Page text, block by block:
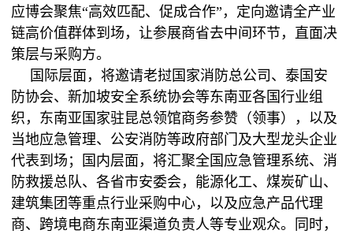
应博会聚焦“高效匹配、促成合作”，定向邀请全产业
链高价值群体到场，让参展商省去中间环节，直面决
策层与采购方。
国际层面，将邀请老挝国家消防总公司、泰国安
防协会、新加坡安全系统协会等东南亚各国行业组
织，东南亚国家驻昆总领馆商务参赞（领事），以及
当地应急管理、公安消防等政府部门及大型龙头企业
代表到场；国内层面，将汇聚全国应急管理系统、消
防救援总队、各省市安委会，能源化工、煤炭矿山、
建筑集团等重点行业采购中心，以及应急产品代理
商、跨境电商东南亚渠道负责人等专业观众。同时，